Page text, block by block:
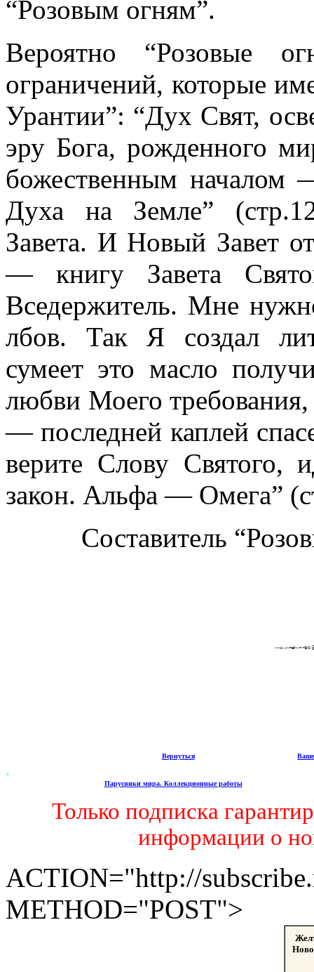
“Розовым огням”.
Вероятно “Розовые
ограничений, которые
Урантии”: “Дух Свят,
эру Бога, рожденного
божественным началом
Духа на Земле”
Завета. И Новый Завет
— книгу Завета
Вседержитель. Мне
лбов. Так Я создал
сумеет это масло
любви Моего
— последней каплей
верите Слову
закон. Альфа — Омега”
Составитель
Вернуться
.
Парусники мира. Коллекционные работы
Только подписка
информации о
ACTION="http://
METHOD="POST">